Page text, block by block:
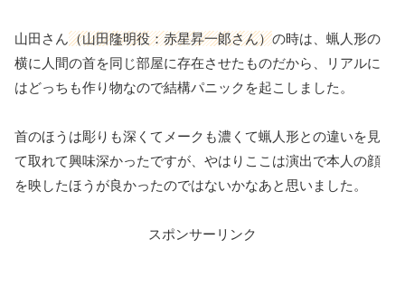
山田さん（山田隆明役：赤星昇一郞さん）の時は、蝋人形の
横に人間の首を同じ部屋に存在させたものだから、リアルに
はどっちも作り物なので結構パニックを起こしました。
首のほうは彫りも深くてメークも濃くて蝋人形との違いを見
て取れて興味深かったですが、やはりここは演出で本人の顔
を映したほうが良かったのではないかなあと思いました。
スポンサーリンク